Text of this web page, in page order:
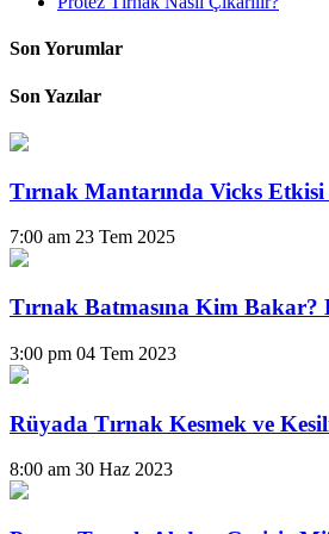
Son Yorumlar
Son Yazılar
Tırnak Mantarında Vicks Etkisi
7:00 am 23 Tem 2025
Tırnak Batmasına Kim
3:00 pm 04 Tem 2023
Rüyada Tırnak Kesmek ve
8:00 am 30 Haz 2023